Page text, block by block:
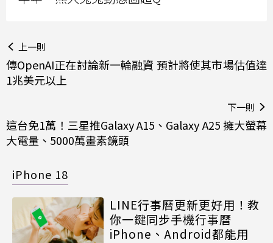
上一則
傳OpenAI正在討論新一輪融資 預計將使其市場估值達
1兆美元以上
下一則
這台免1萬！三星推Galaxy A15、Galaxy A25 擁大螢幕
大電量、5000萬畫素鏡頭
iPhone 18
LINE行事曆更新更好用！教
你一鍵同步手機行事曆
iPhone、Android都能用